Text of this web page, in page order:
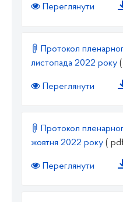
Переглянути
Протокол
листопада 2022 року
Переглянути
Протокол
жовтня 2022 року (
Переглянути